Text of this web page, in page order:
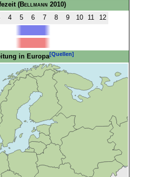
(Bellmann 2010)
4 5 6 7 8 9 10 11
12
in Europa[Quellen]